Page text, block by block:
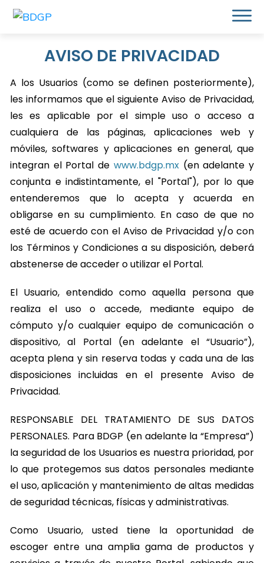
Casos de Éxito
Blog
Contacto
AVISO DE PRIVACIDAD
A los Usuarios (como se definen posteriormente),
les informamos que el siguiente Aviso de Privacidad,
les es aplicable por el simple uso o acceso a
cualquiera de las páginas, aplicaciones web y
móviles, softwares y aplicaciones en general, que
integran el Portal de www.bdgp.mx(en adelante y
conjunta e indistintamente, el "Portal"), por lo que
entenderemos que lo acepta y acuerda en
obligarse en su cumplimiento. En caso de que no
esté de acuerdo con el Aviso de Privacidad y/o con
los Términos y Condiciones a su disposición, deberá
abstenerse de acceder o utilizar el Portal.
El Usuario, entendido como aquella persona que
realiza el uso o accede, mediante equipo de
cómputo y/o cualquier equipo de comunicación o
dispositivo, al Portal (en adelante el “Usuario”),
acepta plena y sin reserva todas y cada una de las
disposiciones incluidas en el presente Aviso de
Privacidad.
RESPONSABLE DEL TRATAMIENTO DE SUS DATOS
PERSONALES. Para BDGP (en adelante la “Empresa”)
la seguridad de los Usuarios es nuestra prioridad, por
lo que protegemos sus datos personales mediante
el uso, aplicación y mantenimiento de altas medidas
de seguridad técnicas, físicas y administrativas.
Como Usuario, usted tiene la oportunidad de
escoger entre una amplia gama de productos y